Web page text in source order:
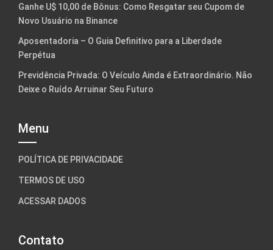
Ganhe U$ 10,00 de Bônus: Como Resgatar seu Cupom de
Novo Usuário na Binance
Aposentadoria – O Guia Definitivo para a Liberdade
Perpétua
Previdência Privada: O Veículo Ainda é Extraordinário. Não
Deixe o Ruído Arruinar Seu Futuro
Menu
POLÍTICA DE PRIVACIDADE
TERMOS DE USO
ACESSAR DADOS
Contato